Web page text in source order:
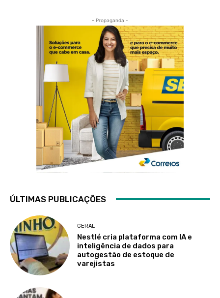
- Propaganda -
ÚLTIMAS PUBLICAÇÕES
GERAL
Nestlé cria plataforma com IA e
inteligência de dados para
autogestão de estoque de
varejistas